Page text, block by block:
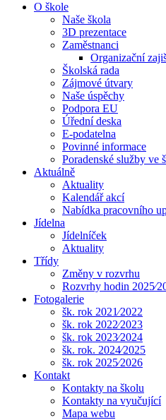
O škole
Naše škola
3D prezentace
Zaměstnanci
Organizační
Školská rada
Zájmové útvary
Naše úspěchy
Podpora EU
Úřední deska
E-podatelna
Povinné informace
Poradenské služby ve
Aktuálně
Aktuality
Kalendář akcí
Nabídka pracovního
Jídelna
Jídelníček
Aktuality
Třídy
Změny v rozvrhu
Rozvrhy hodin
Fotogalerie
šk. rok 2021⁄2022
šk. rok 2022⁄2023
šk. rok 2023⁄2024
šk. rok. 2024⁄2025
šk. rok 2025⁄2026
Kontakt
Kontakty na školu
Kontakty na vyučující
Mapa webu